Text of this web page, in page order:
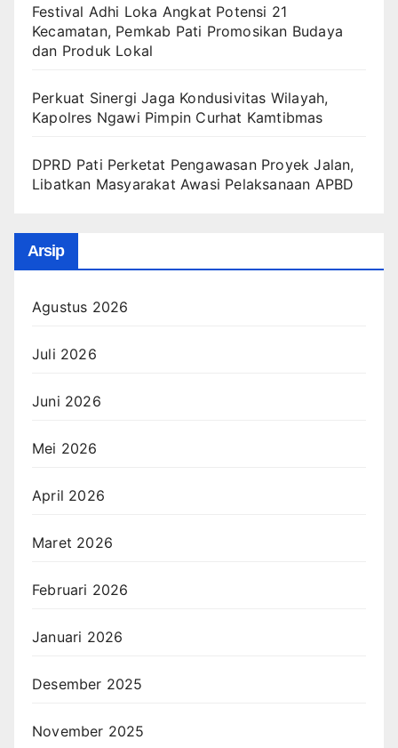
Festival Adhi Loka Angkat Potensi 21
Kecamatan, Pemkab Pati Promosikan Budaya
dan Produk Lokal
Perkuat Sinergi Jaga Kondusivitas Wilayah,
Kapolres Ngawi Pimpin Curhat Kamtibmas
DPRD Pati Perketat Pengawasan Proyek Jalan,
Libatkan Masyarakat Awasi Pelaksanaan APBD
Arsip
Agustus 2026
Juli 2026
Juni 2026
Mei 2026
April 2026
Maret 2026
Februari 2026
Januari 2026
Desember 2025
November 2025